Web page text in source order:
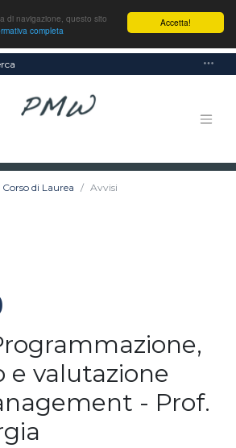
Accetta!
di navigazione, questo sito
completa
Corso di Laurea Avvisi
e valutazione
- Prof.